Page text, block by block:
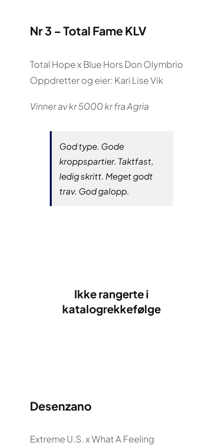
Nr 3 – Total Fame KLV
Total Hope x Blue Hors Don Olymbrio
Oppdretter og eier: Kari Lise Vik
Vinner av kr 5000 kr fra Agria
God type. Gode
kroppspartier. Taktfast,
ledig skritt. Meget godt
trav. God galopp.
Ikke rangerte i
katalogrekkefølge
Desenzano
Extreme U.S. x What A Feeling